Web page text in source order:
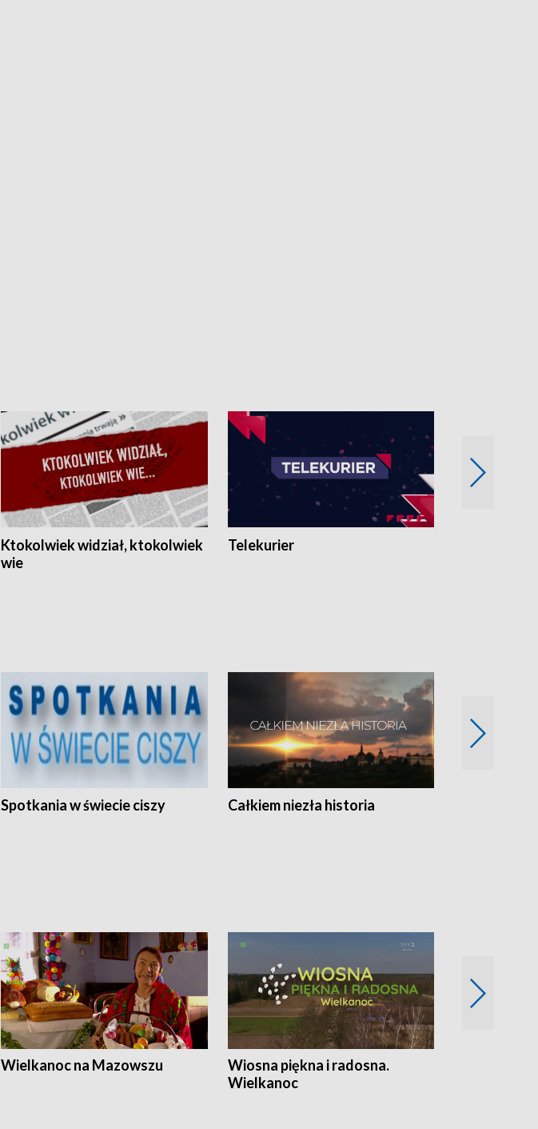
Ktokolwiek widział, ktokolwiek
wie
Telekurier
Spotkania w świecie ciszy Całkiem niezła historia
Wielkanoc na Mazowszu
Wiosna piękna i radosna.
Wielkanoc